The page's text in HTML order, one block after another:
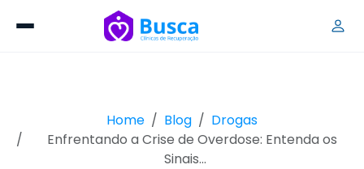
Home Blog
Drogas
Enfrentando a Crise de Overdose: Entenda os
Sinais...